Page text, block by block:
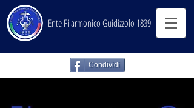
Ente Filarmonico Guidizzolo 1839
Condividi